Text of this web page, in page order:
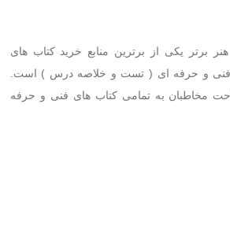
برتر یکی از برترین منابع خرید کتاب های
فنی و حرفه ای ( تست و خلاصه درس ) است.
مخاطبان به تمامی کتاب های فنی و حرفه